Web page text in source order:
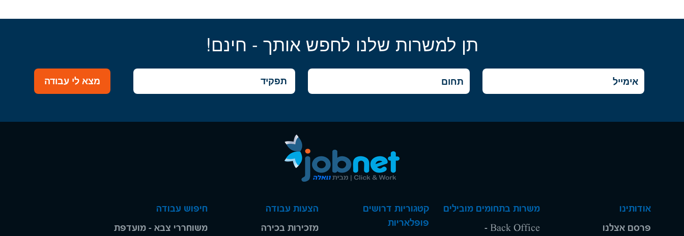
תן למשרות שלנו לחפש אותך - חינם!
מצא לי עבודה
אודותינו
פרסם אצלנו
משרות בתחומים מובילים
Back Office -
קטגוריות דרושים
פופלאריות
הצעות עבודה
מזכירות בכירה
חיפוש עבודה
משוחררי צבא - מועדפת